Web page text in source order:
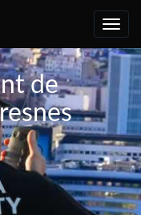
de